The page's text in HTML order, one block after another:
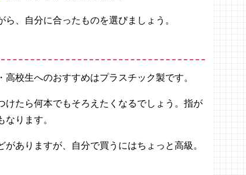
、自分に合ったものを選びましょう。
校生へのおすすめはプラスチック製です。
けたら何本でもそろえたくなるでしょう。指が
ります。
ありますが、自分で買うにはちょっと高級。